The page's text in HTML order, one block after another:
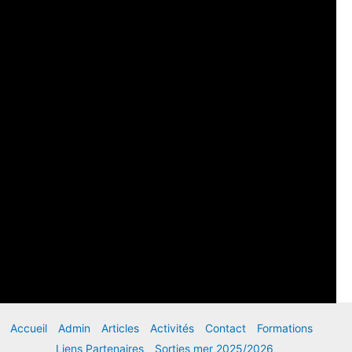
Accueil Admin Articles Activités Contact
Formations
Liens Partenaires
Sorties mer 2025/2026